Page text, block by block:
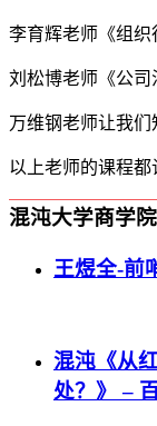
李育辉老师《组织
刘松博老师《公司
万维钢老师让我们
以上老师的课程都
混沌大学商学院
王煜全-前
混沌《从
处？》 –